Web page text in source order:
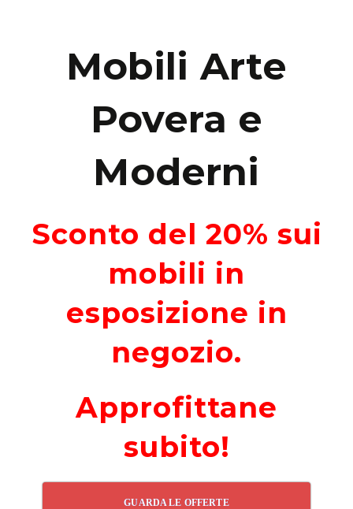
Mobili Arte
Povera e
Moderni
Sconto del 20% sui
mobili in
esposizione in
negozio.
Approfittane
subito!
GUARDA LE OFFERTE